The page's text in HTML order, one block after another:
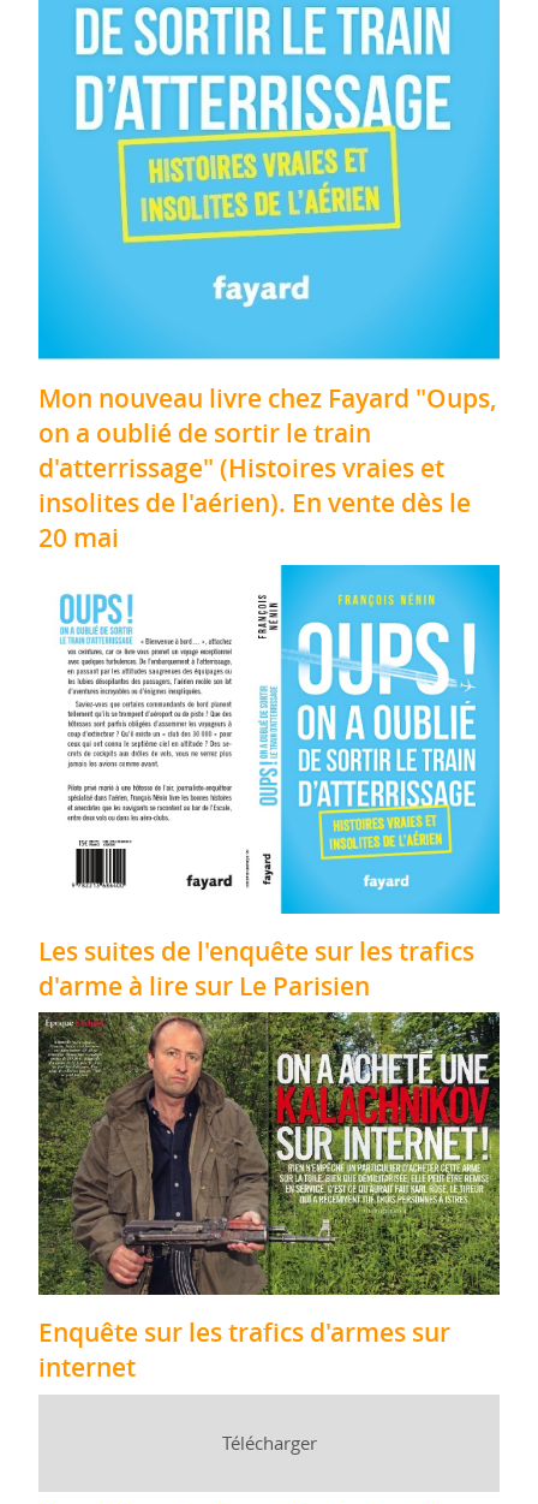
Mon nouveau livre chez Fayard "Oups,
on a oublié de sortir le train
d'atterrissage" (Histoires vraies et
insolites de l'aérien). En vente dès le
20 mai
Les suites de l'enquête sur les trafics
d'arme à lire sur Le Parisien
Enquête sur les trafics d'armes sur
internet
Télécharger